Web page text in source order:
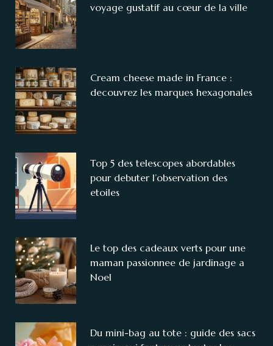
voyage gustatif au cœur de la ville
Cream cheese made in France :
decouvrez les marques hexagonales
Top 5 des telescopes abordables
pour debuter l’observation des
etoiles
Le top des cadeaux verts pour une
maman passionnee de jardinage a
Noel
Du mini-bag au tote : guide des sacs